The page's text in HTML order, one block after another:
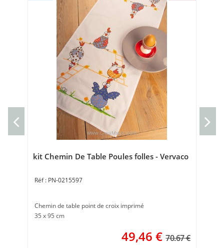
kit Chemin De Table Poules folles - Vervaco
PN-0215597
Chemin de table point de croix imprimé
35 x 95 cm
49,46 € 70.67 €